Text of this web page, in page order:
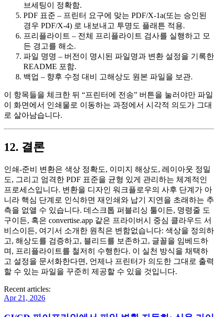
브세팅이 정확함.
PDF 표준 – 프린터 요구에 맞는 PDF/X‑1a(또는 승인된
경우 PDF/X‑4) 로 내보내고 투명도 플래튼 적용.
프리플라이트 – 전체 프리플라이트 검사를 실행하고 모
든 경고를 해소.
파일 명명 – 버전이 명시된 파일명과 변환 설정을 기록한
README 포함.
백업 – 향후 수정 대비 고해상도 원본 파일을 보관.
이 항목들을 체크한 뒤 “프린터에 전송” 버튼을 눌러야만 파일
이 화면에서 인쇄물로 이동하는 과정에서 시각적 의도가 그대
로 살아남습니다.
12. 결론
인쇄‑준비 변환은 색상 정확도, 이미지 해상도, 레이아웃 정밀
도, 그리고 엄격한 PDF 표준을 균형 있게 관리하는 체계적인
프로세스입니다. 변환을 디자인 워크플로우의 사후 단계 가 아
니라 핵심 단계 로 인식하면 재인쇄와 납기 지연을 초래하는 추
측을 없앨 수 있습니다. 데스크톱 퍼블리싱 툴이든, 명령줄 도
구이든, 혹은 convertise.app 같은 프라이버시 중심 클라우드 서
비스이든, 여기서 소개한 원칙은 변함없습니다: 색상을 정의하
고, 해상도를 검증하고, 블리드를 보존하고, 글꼴을 임베드하
며, 프리플라이트를 철저히 수행한다. 이 실천 방식을 채택하
고 설정을 문서화한다면, 언제나 프린터가 의도한 그대로 출력
할 수 있는 파일을 꾸준히 제공할 수 있을 것입니다.
Recent articles:
Apr 21, 2026